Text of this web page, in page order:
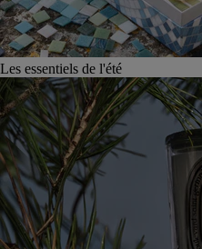
Les essentiels de l'été